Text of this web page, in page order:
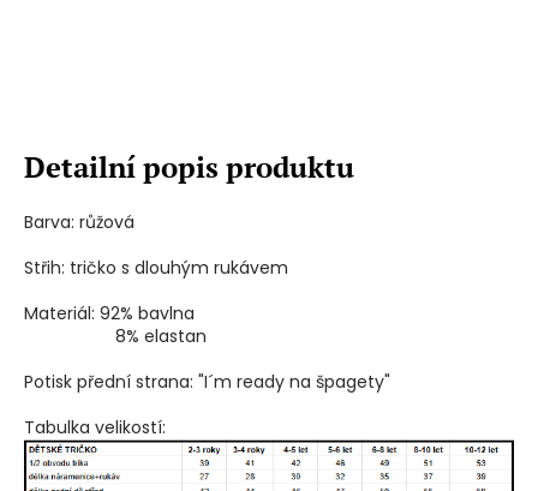
Detailní popis produktu
Barva: růžová
Střih: tričko s dlouhým rukávem
Materiál: 92% bavlna
8% elastan
Potisk přední strana: "I´m ready na špagety"
Tabulka velikostí: